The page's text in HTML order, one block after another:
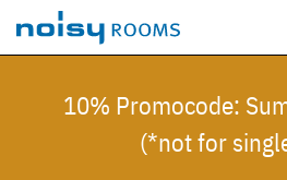
10% Promocode:
(*not for